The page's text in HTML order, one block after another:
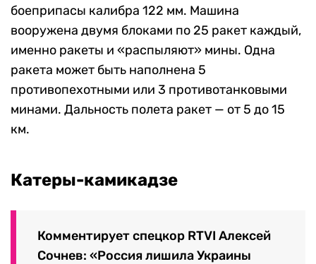
боеприпасы калибра 122 мм. Машина
вооружена двумя блоками по 25 ракет каждый,
именно ракеты и «распыляют» мины. Одна
ракета может быть наполнена 5
противопехотными или 3 противотанковыми
минами. Дальность полета ракет — от 5 до 15
км.
Катеры-камикадзе
Комментирует спецкор RTVI Алексей
Сочнев: «Россия лишила Украины